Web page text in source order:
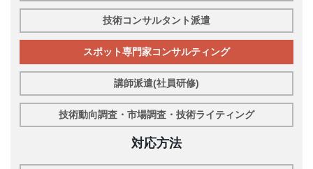
技術コンサルタント派遣
スポット専門家コンサルティング
講師派遣(社員研修)
技術動向調査・市場調査・技術ライティング
対応方法